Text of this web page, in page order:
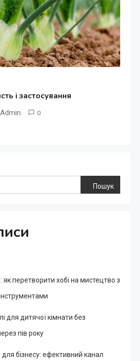
і застосування
Admin 0
Пошук
як перетворити хобі на мистецтво з
для дитячої кімнати без
пів року
бізнесу: ефективний канал